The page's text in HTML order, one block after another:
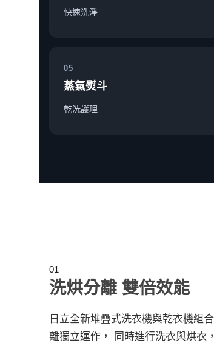
快速洗淨
05
蒸氣熨斗
乾洗護理
01
洗烘分離 雙倍效能
日立全新堆疊式洗衣機與乾衣機組
離獨立運作， 同時進行洗衣與烘衣